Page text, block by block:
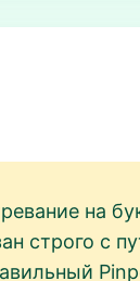
на
строго с